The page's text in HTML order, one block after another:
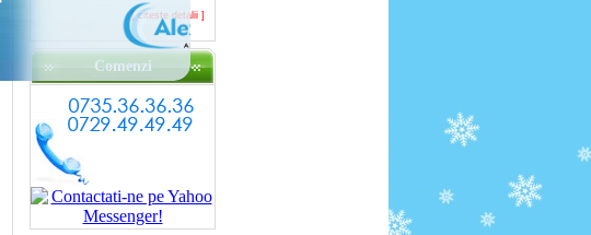
[ citeste detalii ]
Comenzi